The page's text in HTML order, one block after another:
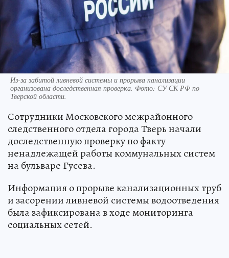
Из-за забитой ливневой системы и прорыва канализации
организована доследственная проверка. Фото: СУ СК РФ по
Тверской области.
Сотрудники Московского межрайонного
следственного отдела города Тверь начали
доследственную проверку по факту
ненадлежащей работы коммунальных систем
на бульваре Гусева.
Информация о прорыве канализационных труб
и засорении ливневой системы водоотведения
была зафиксирована в ходе мониторинга
социальных сетей.